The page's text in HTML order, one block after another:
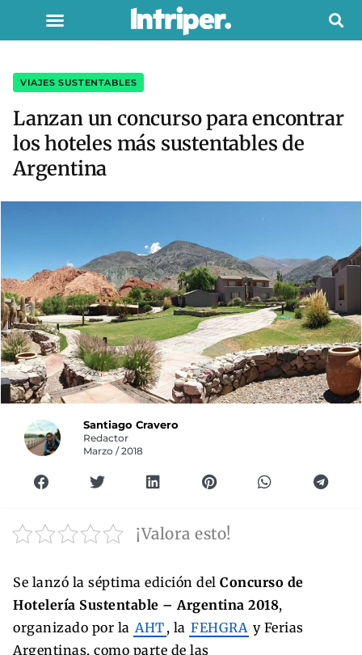
VIAJES SUSTENTABLES
Lanzan un concurso para encontrar
los hoteles más sustentables de
Argentina
Santiago Cravero
Redactor
Marzo / 2018
¡Valora esto!
Se lanzó la séptima edición del Concurso de
Hotelería Sustentable – Argentina 2018,
organizado por la AHT , la FEHGRA y Ferias
Argentinas, como parte de las